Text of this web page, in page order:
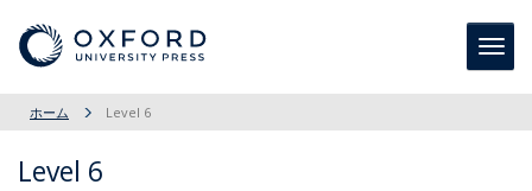
ホーム Level 6
Level 6